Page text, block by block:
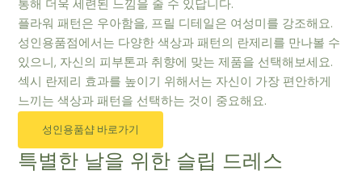
통해 더욱 세련된 느낌을 줄 수 있답니다.
플라워 패턴은 우아함을, 프릴 디테일은 여성미를 강조해요.
성인용품점에서는 다양한 색상과 패턴의 란제리를 만나볼 수
있으니, 자신의 피부톤과 취향에 맞는 제품을 선택해보세요.
섹시 란제리 효과를 높이기 위해서는 자신이 가장 편안하게
느끼는 색상과 패턴을 선택하는 것이 중요해요.
성인용품샵 바로가기
특별한 날을 위한 슬립 드레스